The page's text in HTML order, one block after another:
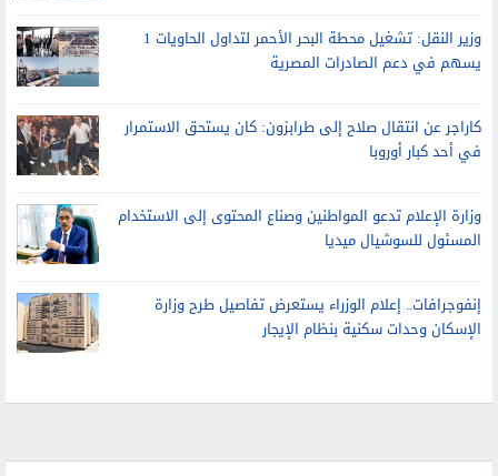
كاراجر عن انتقال صلاح إلى طرابزون: كان يستحق الاستمرار
في أحد كبار أوروبا
وزارة الإعلام تدعو المواطنين وصناع المحتوى إلى الاستخدام
المسئول للسوشيال ميديا
إنفوجرافات.. إعلام الوزراء يستعرض تفاصيل طرح وزارة
الإسكان وحدات سكنية بنظام الإيجار